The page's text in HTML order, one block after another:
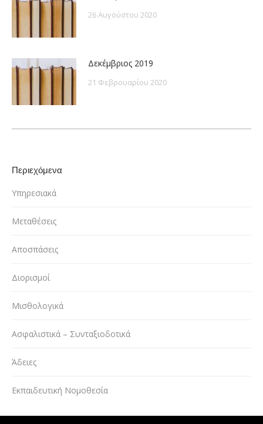
26 Αυγούστου 2020
Δεκέμβριος 2019
21 Φεβρουαρίου 2020
Περιεχόμενα
Υπηρεσιακά
Μεταθέσεις
Αποσπάσεις
Διορισμοί
Μισθολογικά
Ασφαλιστικά – Συνταξιοδοτικά
Άδειες
Εκπαιδευτική Νομοθεσία